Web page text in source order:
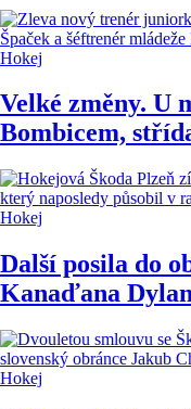
Hokej
Velké změny. U
Bombicem,
Hokej
Další posila do
Kanaďana
Hokej